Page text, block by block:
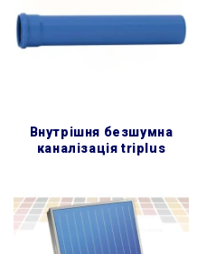
внутрішня безшумна
каналізація triplus